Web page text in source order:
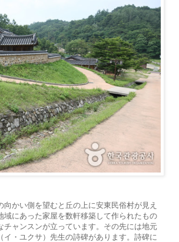
かい側を望むと丘の上に安東民俗村が見え
にあった家屋を数軒移築して作られたもの
ャンスンが立っています。その先には地元
・ユクサ）先生の詩碑があります。詩碑に